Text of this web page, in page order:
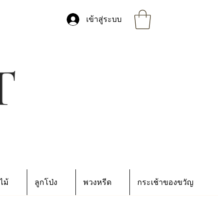
เข้าสู่ระบบ
ม้ ลูกโป่ง พวงหรีด กระเช้าของขวัญ